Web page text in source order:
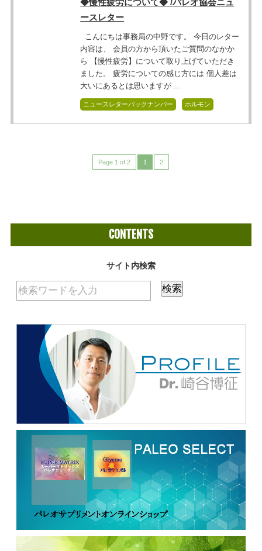
ースレター
こんにちは事務局の中野です。 今日のレター
内容は、 会員の方から頂いたご質問のなかか
ら 【慢性疲労】について取り上げていただき
ました。 疲労についての感じ方には 個人差は
大いにあるとは思いますが ...
ニュースレターバックナンバー ホルモン
Page 1 of 2 1 2
CONTENTS
サイト内検索